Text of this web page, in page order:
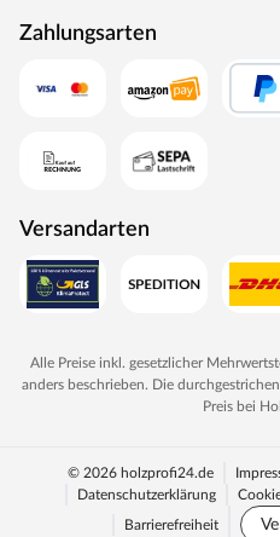
Zahlungsarten
Versandarten
Alle Preise inkl. gesetzlicher
anders beschrieben. Die
Preis bei
© 2026 holzprofi24.de
Datenschutzerklärung
Barrierefreiheit